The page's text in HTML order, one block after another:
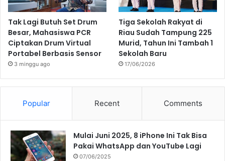
Tak Lagi Butuh Set Drum
Besar, Mahasiswa PCR
Ciptakan Drum Virtual
Portabel Berbasis Sensor
3 minggu ago
Tiga Sekolah Rakyat di
Riau Sudah Tampung 225
Murid, Tahun Ini Tambah 1
Sekolah Baru
17/06/2026
Popular Recent Comments
Mulai Juni 2025, 8 iPhone Ini Tak Bisa
Pakai WhatsApp dan YouTube Lagi
07/06/2025